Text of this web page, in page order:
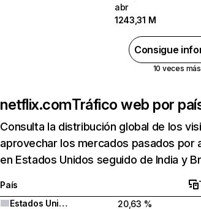
abr
1243,31 M
Consigue
10 veces
netflix.comTráfico web por
Consulta la distribución global de los
aprovechar los mercados pasados por
en Estados Unidos seguido de India y
País
Estados Unidos
20,63 %